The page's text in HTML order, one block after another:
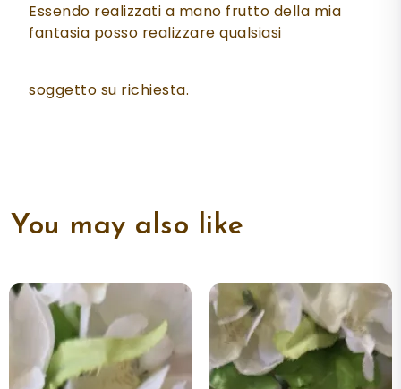
Essendo realizzati a mano frutto della mia
fantasia posso realizzare qualsiasi
soggetto su richiesta.
You may also like